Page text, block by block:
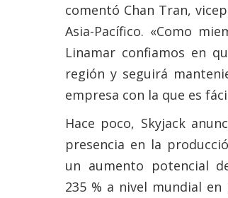
comentó Chan Tran,
Asia-Pacífico. «Como
Linamar confiamos en
región y seguirá
empresa con la que es
Hace poco, Skyjack
presencia en la
un aumento potencial
235 % a nivel mundial